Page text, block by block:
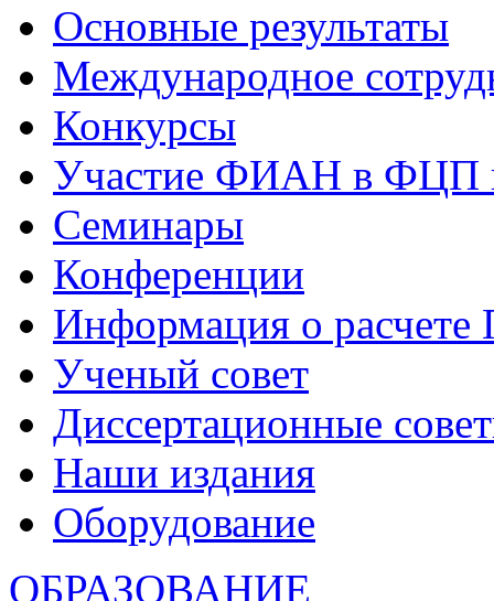
Основные результаты
Международное
Конкурсы
Участие ФИАН в ФЦП
Семинары
Конференции
Информация о
Ученый совет
Диссертационные
Наши издания
Оборудование
ОБРАЗОВАНИЕ